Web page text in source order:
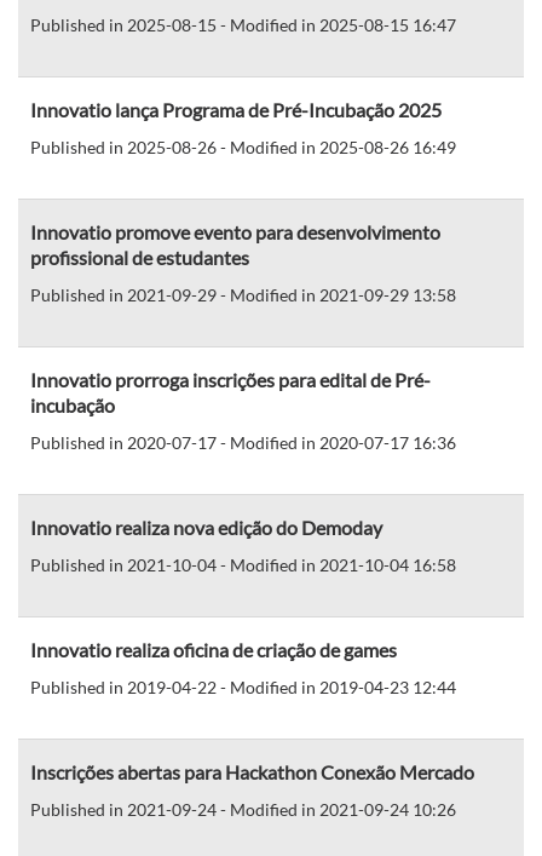
Published in 2025-08-15 - Modified in 2025-08-15 16:47
Innovatio lança Programa de Pré-Incubação 2025
Published in 2025-08-26 - Modified in 2025-08-26 16:49
Innovatio promove evento para desenvolvimento
profissional de estudantes
Published in 2021-09-29 - Modified in 2021-09-29 13:58
Innovatio prorroga inscrições para edital de Pré-
incubação
Published in 2020-07-17 - Modified in 2020-07-17 16:36
Innovatio realiza nova edição do Demoday
Published in 2021-10-04 - Modified in 2021-10-04 16:58
Innovatio realiza oficina de criação de games
Published in 2019-04-22 - Modified in 2019-04-23 12:44
Inscrições abertas para Hackathon Conexão Mercado
Published in 2021-09-24 - Modified in 2021-09-24 10:26